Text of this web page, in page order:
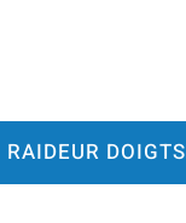
RAIDEUR DOIGTS